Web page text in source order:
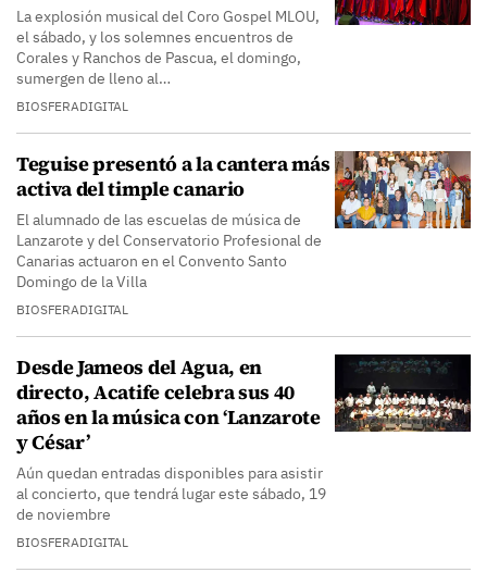
La explosión musical del Coro Gospel MLOU,
el sábado, y los solemnes encuentros de
Corales y Ranchos de Pascua, el domingo,
sumergen de lleno al…
BIOSFERADIGITAL
Teguise presentó a la cantera más
activa del timple canario
El alumnado de las escuelas de música de
Lanzarote y del Conservatorio Profesional de
Canarias actuaron en el Convento Santo
Domingo de la Villa
BIOSFERADIGITAL
Desde Jameos del Agua, en
directo, Acatife celebra sus 40
años en la música con ‘Lanzarote
y César’
Aún quedan entradas disponibles para asistir
al concierto, que tendrá lugar este sábado, 19
de noviembre
BIOSFERADIGITAL